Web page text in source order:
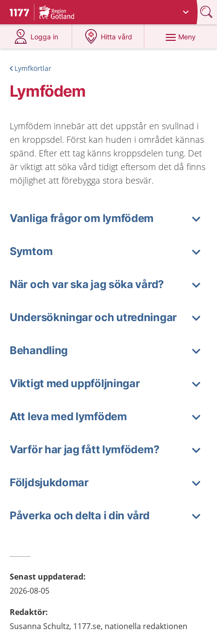
Till startsidan för 1177
Du har valt region
Logga in
på 1177.se
Hitta vård
på 1177.se
Meny
Lymfkörtlar
Lymfödem
Lymfödem innebär att det uppstår en svullnad i
en kroppsdel. Först kan huden i området kännas
spänd. Efter ett tag känns kroppsdelen tung. Det
är viktigt att söka vård tidigt eftersom det då finns
möjlighet att förebygga stora besvär.
Vanliga frågor om lymfödem
Symtom
När och var ska jag söka vård?
Undersökningar och utredningar
Behandling
Viktigt med uppföljningar
Att leva med lymfödem
Varför har jag fått lymfödem?
Följdsjukdomar
Påverka och delta i din vård
Senast uppdaterad:
2026-08-05
Redaktör:
Susanna Schultz, 1177.se, nationella redaktionen